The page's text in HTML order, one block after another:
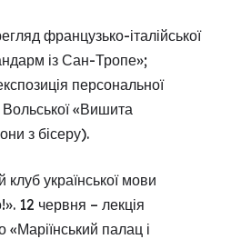
французько-італійської
із Сан-Тропе»;
персональної
«Вишита
з бісеру).
української мови
12 червня – лекція
палац і